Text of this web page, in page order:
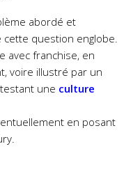
abordé et
question englobe.
avec franchise, en
voire illustré par un
une culture
en posant